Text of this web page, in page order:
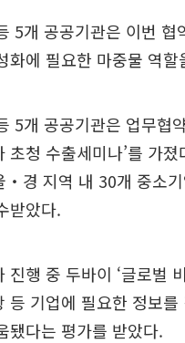
5개 공공기관은 이번
화에 필요한 마중물 역
5개 공공기관은 업무협
초청 수출세미나’를 가
경 지역 내 30개 중소기
받았다.
진행 중 두바이 ‘글로벌
등 기업에 필요한 정보
됐다는 평가를 받았다.